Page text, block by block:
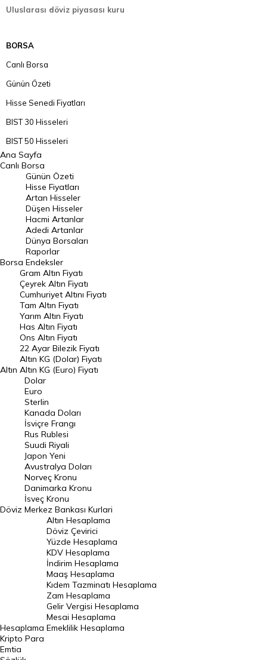
Uluslarası döviz piyasası kuru
BORSA
Canlı Borsa
Günün Özeti
Hisse Senedi Fiyatları
BIST 30 Hisseleri
BIST 50 Hisseleri
BIST 100 Hisseleri
En Çok Artan Hisseler
En Çok Düşen Hisseler
Hacmi Artanlar
Geçmiş Kapanışlar
Dünya Borsaları
Raporlar
Endeksler
DÖVİZ
Döviz Kuru
Dolar Kuru
Euro Kuru
Pound Kuru
Frank Kuru
Riyal Kuru
Avustralya Doları
Danimarka Kronu Kuru
Kanada Doları Kuru
Norveç Kronu Kuru
İsveç Kronu Kuru
Japon Yeni Kuru
Serbest Piyasa Döviz Kurları
Merkez Bankası Döviz Kurları
Altın Fiyatları
Gram Altın Fiyatı
Ana Sayfa
Canlı Borsa
Borsa
Günün Özeti
Hisse Fiyatları
Artan Hisseler
Düşen Hisseler
Hacmi Artanlar
Adedi Artanlar
Dünya Borsaları
Raporlar
Endeksler
Altın
Gram Altın Fiyatı
Çeyrek Altın Fiyatı
Cumhuriyet Altını Fiyatı
Tam Altın Fiyatı
Yarım Altın Fiyatı
Has Altın Fiyatı
Ons Altın Fiyatı
22 Ayar Bilezik Fiyatı
Altın KG (Dolar) Fiyatı
Altın KG (Euro) Fiyatı
Döviz
Dolar
Euro
Sterlin
Kanada Doları
İsviçre Frangı
Rus Rublesi
Suudi Riyali
Japon Yeni
Avustralya Doları
Norveç Kronu
Danimarka Kronu
İsveç Kronu
Merkez Bankası Kurlari
Hesaplama
Altın Hesaplama
Döviz Çevirici
Yüzde Hesaplama
KDV Hesaplama
İndirim Hesaplama
Maaş Hesaplama
Kıdem Tazminatı Hesaplama
Zam Hesaplama
Gelir Vergisi Hesaplama
Mesai Hesaplama
Emeklilik Hesaplama
Kripto Para
Emtia